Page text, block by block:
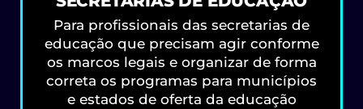
Para profissionais das secretarias de
educação que precisam agir conforme
os marcos legais e organizar de forma
correta os programas para municípios
e estados de oferta da educação